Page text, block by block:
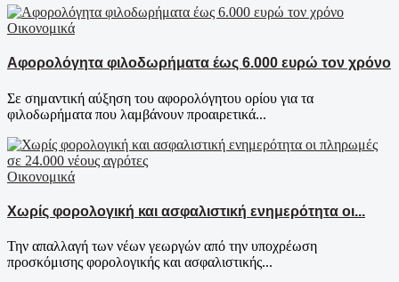
Οικονομικά
Αφορολόγητα φιλοδωρήματα έως 6.000 ευρώ τον χρόνο
Σε σημαντική αύξηση του αφορολόγητου ορίου για τα
φιλοδωρήματα που λαμβάνουν προαιρετικά...
Οικονομικά
Χωρίς φορολογική και ασφαλιστική ενημερότητα οι...
Την απαλλαγή των νέων γεωργών από την υποχρέωση
προσκόμισης φορολογικής και ασφαλιστικής...